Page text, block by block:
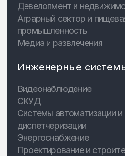
Девелопмент и
Аграрный сектор и
промышленность
Медиа и развлечения
Инженерные
Видеонаблюдение
СКУД
Системы автоматизации и
диспетчеризации
Энергоснабжение
Проектирование и